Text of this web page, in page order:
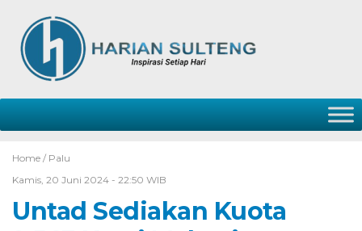
Home / Palu
Kamis, 20 Juni 2024 - 22:50 WIB
Untad Sediakan Kuota